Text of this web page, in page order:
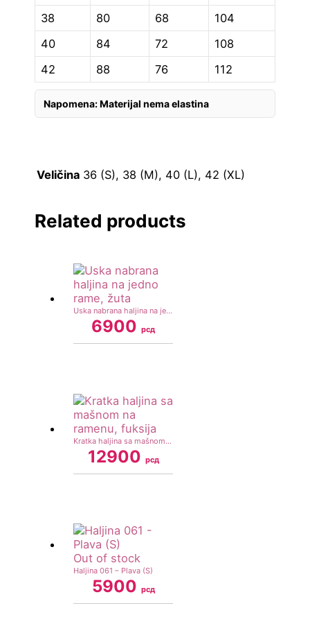
38
80 68
104
40
84 72
108
42
88 76 112
Napomena: Materijal nema elastina
Veličina 36 (S), 38 (M), 40 (L), 42 (XL)
Related products
Uska nabrana haljina na jedno rame, žuta
6900рсд
Kratka haljina sa mašnom na ramenu, fuksija
12900 рсд
Out of stock
Haljina 061 – Plava (S)
5900 рсд